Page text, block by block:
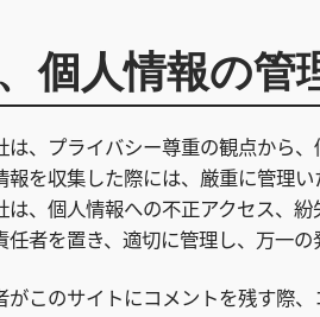
個人情報の管
は、プライバシー尊重の観点から
報を収集した際には、厳重に管理い
は、個人情報への不正アクセス、
任者を置き、適切に管理し、万一
がこのサイトにコメントを残す際